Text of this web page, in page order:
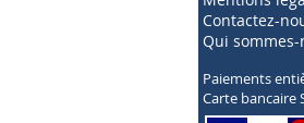
Contactez-
Qui sommes-
Paiements
Carte bancaire